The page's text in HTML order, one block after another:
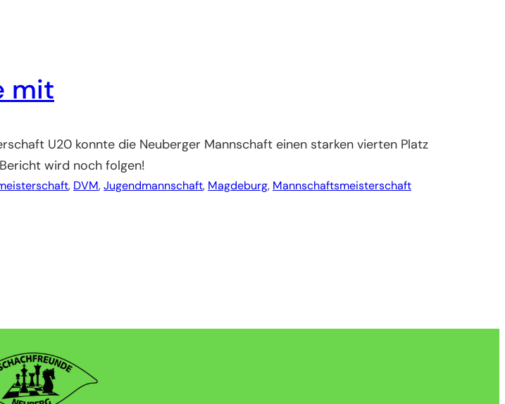
mit
U20 konnte die Neuberger Mannschaft einen starken vierten Platz
wird noch folgen!
, DVM, Jugendmannschaft, Magdeburg, Mannschaftsmeisterschaft